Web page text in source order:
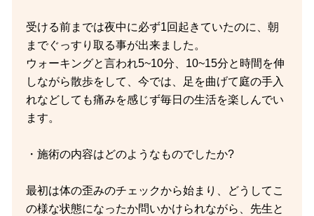
受ける前までは夜中に必ず1回起きていたのに、朝
までぐっすり取る事が出来ました。
ウォーキングと言われ5~10分、10~15分と時間を伸
しながら散歩をして、今では、足を曲げて庭の手入
れなどしても痛みを感じず毎日の生活を楽しんでい
ます。
・施術の内容はどのようなものでしたか?
最初は体の歪みのチェックから始まり、どうしてこ
の様な状態になったか問いかけられながら、先生と